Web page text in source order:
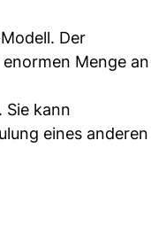
Der
Menge an
kann
eines anderen